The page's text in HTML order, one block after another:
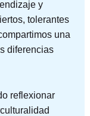
y
tolerantes
una
diferencias
reflexionar